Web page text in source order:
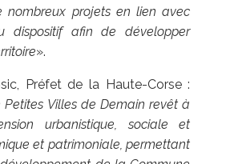
nombreux projets en lien avec
dispositif afin de développer
».
Préfet de la Haute-Corse :
Villes de Demain revêt à
urbanistique, sociale et
et patrimoniale, permettant